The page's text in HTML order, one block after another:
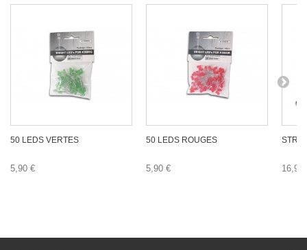
50 LEDS VERTES
5,90 €
50 LEDS ROUGES
5,90 € 16,90